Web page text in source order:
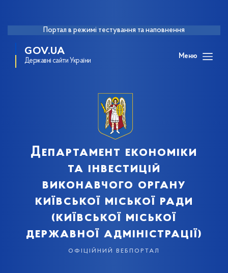
Портал в режимі тестування та наповнення
GOV.UA
Державні сайти України
Меню
Департамент економіки
та інвестицій
виконавчого органу
київської міської ради
(київської міської
державної адміністрації)
офіційний вебпортал